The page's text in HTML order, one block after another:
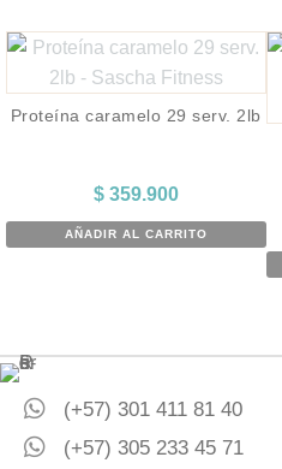
Proteína caramelo 29 serv. 2lb
$359.900
AÑADIR AL CARRITO
(+57) 301 411 81 40
(+57) 305 233 45 71